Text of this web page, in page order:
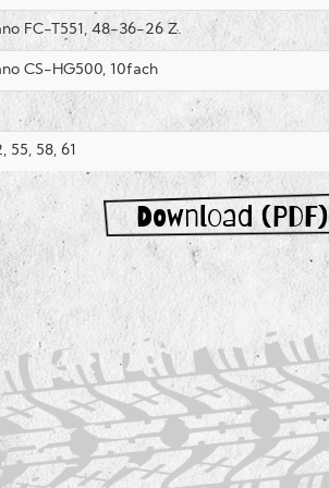
FC-T551, 48-36-26 Z.
CS-HG500, 10fach
55, 58, 61
Download (PDF)